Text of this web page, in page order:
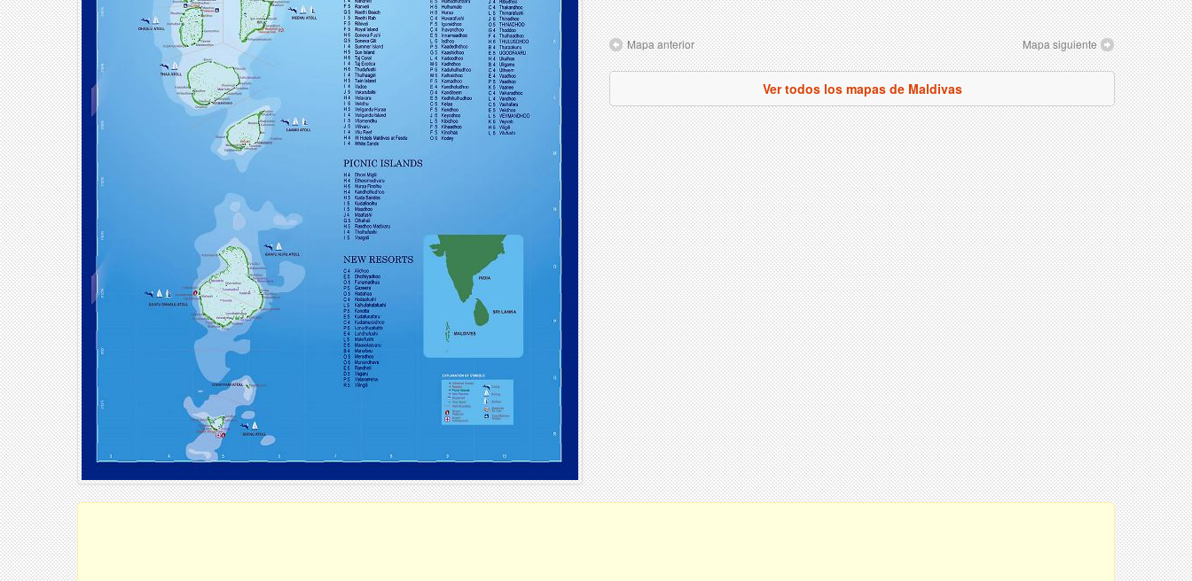
Mapa anterior Mapa siguiente
Ver todos los mapas de Maldivas